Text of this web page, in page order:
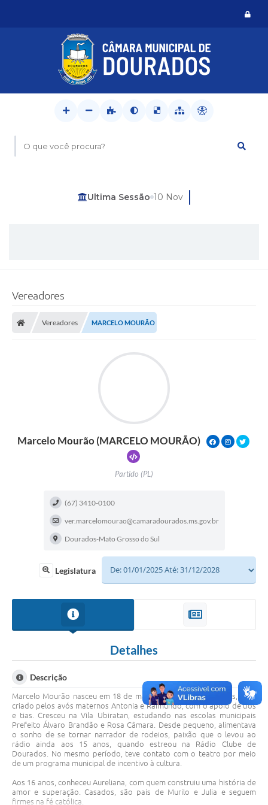
O que você procura?
Última Sessão 10 Nov
Vereadores
Vereadores MARCELO MOURÃO
Marcelo Mourão (MARCELO MOURÃO) I
Partido (PL)
(67) 3410-0100
ver.marcelomourao@camaradourados.ms.gov.br
Dourados-Mato Grosso do Sul
Legislatura
Detalhes
Descrição
Marcelo Mourão nasceu em 18 de maio de 1982, em Dourados, e foi
criado pelos avós maternos Antonia e Raimundo, com o apoio de tios
e tias. Cresceu na Vila Ubiratan, estudando nas escolas municipais
Prefeito Álvaro Brandão e Rosa Câmara. Desde pequeno, alimentava
o sonho de se tornar narrador de rodeios, paixão que o levou ao
rádio ainda aos 15 anos, quando estreou na Rádio Clube de
Dourados. No mesmo período, teve contato com o teatro por meio
de um programa municipal de incentivo à cultura.
Aos 16 anos, conheceu Aureliana, com quem construiu uma história de
amor e superação. Casados, são pais de Murilo e Julia e seguem
firmes na fé católica.